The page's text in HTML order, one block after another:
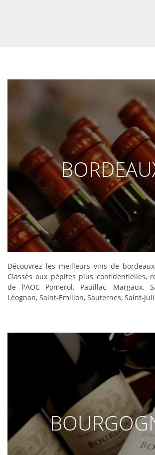
DÉCOUVRIR
Découvrez les meilleurs vins de
Classés aux pépites plus confidentielles,
de l'AOC Pomerol, Pauillac, Margaux,
Léognan, Saint-Emilion, Sauternes, Saint-